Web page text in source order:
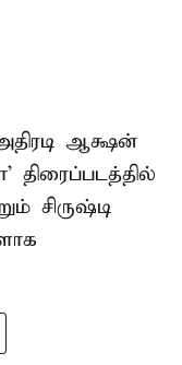
ஆக்ஷன்
சிருஷ்டி